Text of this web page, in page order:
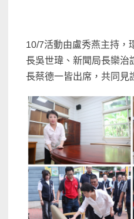
10/7活動由盧秀燕主持，
長吳世瑋、新聞局長欒治
長蔡德一皆出席，共同見